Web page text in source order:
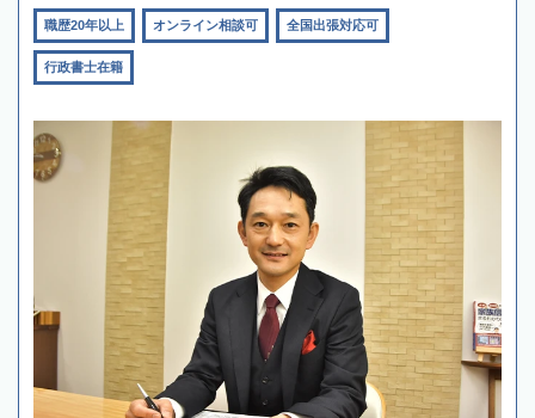
職歴20年以上 オンライン相談可 全国出張対応可
行政書士在籍